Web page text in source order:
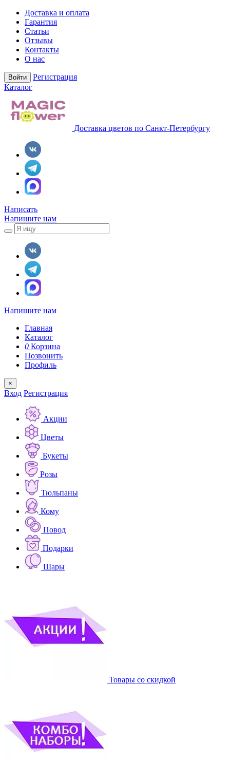
Доставка и оплата
Гарантия
Статьи
Отзывы
Контакты
О нас
Войти
Регистрация
Каталог
Доставка цветов по Санкт-Петербургу
Написать
Напишите нам
Напишите нам
Главная
Каталог
0 Корзина
Позвонить
Профиль
×
Вход Регистрация
Акции
Цветы
Букеты
Розы
Тюльпаны
Кому
Повод
Подарки
Шары
Товары со скидкой